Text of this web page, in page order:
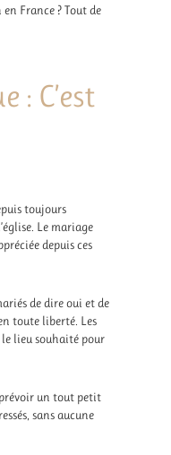
France ? Tout de
: C’est
toujours
Le mariage
depuis ces
de dire oui et de
toute liberté. Les
lieu souhaité pour
un tout petit
sans aucune